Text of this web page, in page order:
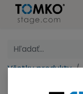
Všetky produkty